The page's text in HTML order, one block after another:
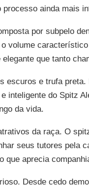
ainda mais
por subpelo
volume
que tanto
escuros e trufa
inteligente do Spitz
da vida.
da raça. O
seus tutores pela
que aprecia
Desde cedo